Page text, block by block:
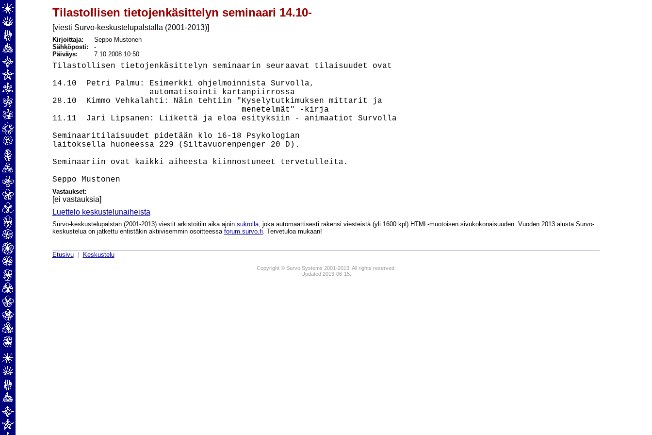
Tilastollisen tietojenkäsittelyn seminaari 14.10-
[viesti Survo-keskustelupalstalla (2001-2013)]
Kirjoittaja:
Seppo Mustonen
Sähköposti: -
Päiväys:
7.10.2008 10:50
Tilastollisen tietojenkäsittelyn seminaarin seuraavat tilaisuudet ovat
14.10  Petri Palmu: Esimerkki ohjelmoinnista Survolla,
                    automatisointi kartanpiirrossa
28.10  Kimmo Vehkalahti: Näin tehtiin "Kyselytutkimuksen mittarit ja
                                       menetelmät" -kirja
11.11  Jari Lipsanen: Liikettä ja eloa esityksiin - animaatiot Survolla
Seminaaritilaisuudet pidetään klo 16-18 Psykologian
laitoksella huoneessa 229 (Siltavuorenpenger 20 D).
Seminaariin ovat kaikki aiheesta kiinnostuneet tervetulleita.
Vastaukset:
[ei vastauksia]
Luettelo keskustelunaiheista
Survo-keskustelupalstan (2001-2013) viestit arkistoitiin aika ajoin sukrolla, joka automaattisesti rakensi viesteistä (yli 1600 kpl) HTML-muotoisen sivukokonaisuuden. Vuoden 2013 alusta Survo-
keskustelua on jatkettu entistäkin aktiivisemmin osoitteessa forum.survo.fi. Tervetuloa mukaan!
Etusivu| Keskustelu
Copyright © Survo Systems 2001-2013. All rights reserved.
Updated 2013-06-15.